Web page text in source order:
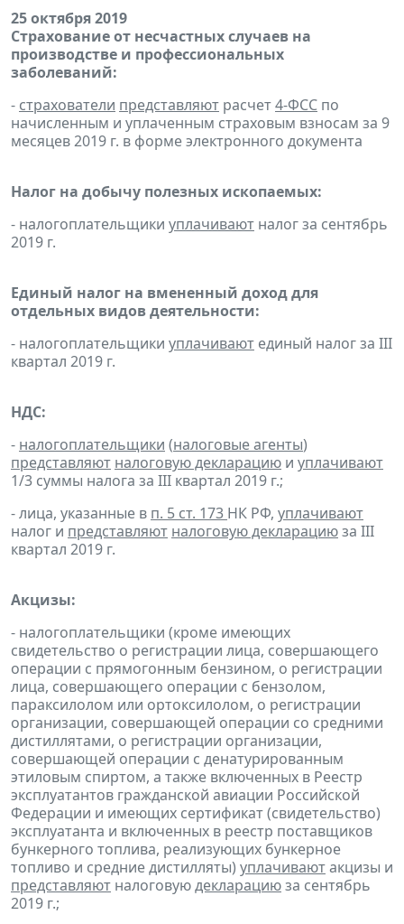
25 октября 2019
Страхование от несчастных случаев на
производстве и профессиональных
заболеваний:
- страхователи представляют расчет4-ФСС по
начисленным и уплаченным страховым взносам за 9
месяцев 2019 г. в форме электронного документа
Налог на добычу полезных ископаемых:
- налогоплательщики уплачивают налог за сентябрь
2019 г.
Единый налог на вмененный доход для
отдельных видов деятельности:
- налогоплательщики уплачивают единый налог за III
квартал 2019 г.
НДС:
- налогоплательщики (налоговые агенты)
представляют налоговую декларацию и уплачивают
1/3 суммы налога за III квартал 2019 г.;
- лица, указанные в п. 5 ст. 173 НК РФ, уплачивают
налог и представляют налоговую декларациюза III
квартал 2019 г.
Акцизы:
- налогоплательщики (кроме имеющих
свидетельство о регистрации лица, совершающего
операции с прямогонным бензином, о регистрации
лица, совершающего операции с бензолом,
параксилолом или ортоксилолом, о регистрации
организации, совершающей операции со средними
дистиллятами, о регистрации организации,
совершающей операции с денатурированным
этиловым спиртом, а также включенных в Реестр
эксплуатантов гражданской авиации Российской
Федерации и имеющих сертификат (свидетельство)
эксплуатанта и включенных в реестр поставщиков
бункерного топлива, реализующих бункерное
топливо и средние дистилляты) уплачиваютакцизы и
представляют налоговуюдекларациюза сентябрь
2019 г.;